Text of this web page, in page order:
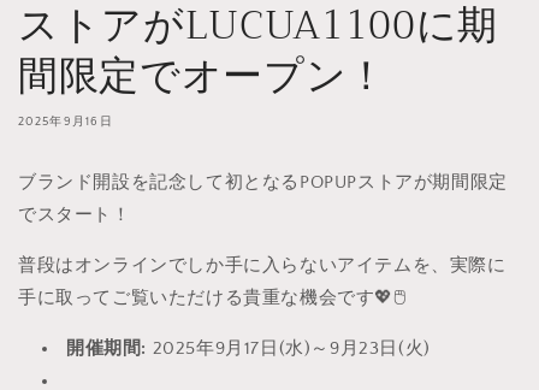
ストアがLUCUA1100に期
間限定でオープン！
2025年9月16日
ブランド開設を記念して初となるPOPUPストアが期間限定
でスタート！
普段はオンラインでしか手に入らないアイテムを、実際に
手に取ってご覧いただける貴重な機会です💖🖱️
開催期間: 2025年9月17日(水)～9月23日(火)